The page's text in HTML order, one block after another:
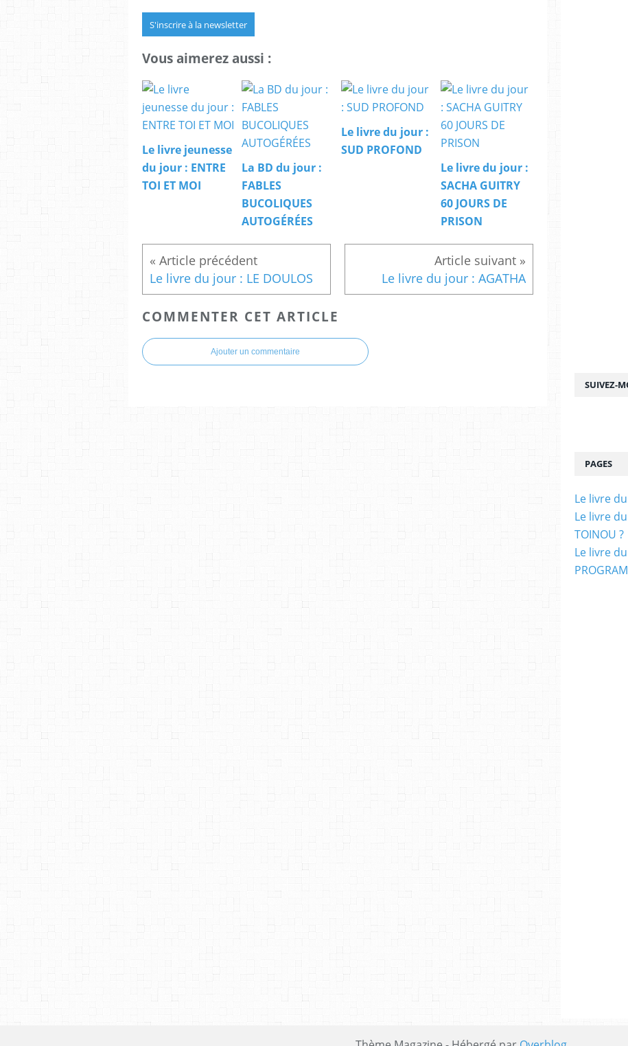
S'inscrire à la newsletter
Vous aimerez aussi :
Le livre jeunesse
du jour : ENTRE
TOI ET MOI
La BD du jour :
FABLES
BUCOLIQUES
AUTOGÉRÉES
Le livre du jour :
SUD PROFOND
Le livre du jour :
SACHA GUITRY
60 JOURS DE
PRISON
Le livre du jour : LE DOULOS Le livre du jour : AGATHA
COMMENTER CET ARTICLE
Ajouter un commentaire
SUIVEZ-
PAGES
Le livre du
Le livre du
TOINOU ?
Le livre